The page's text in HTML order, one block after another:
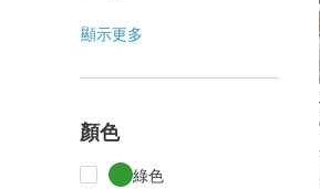
顯示更多
顏色
綠色